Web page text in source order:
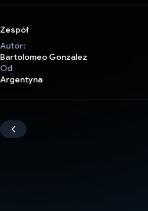
Zespół
Autor:
Bartolomeo Gonzalez
Od
Argentyna